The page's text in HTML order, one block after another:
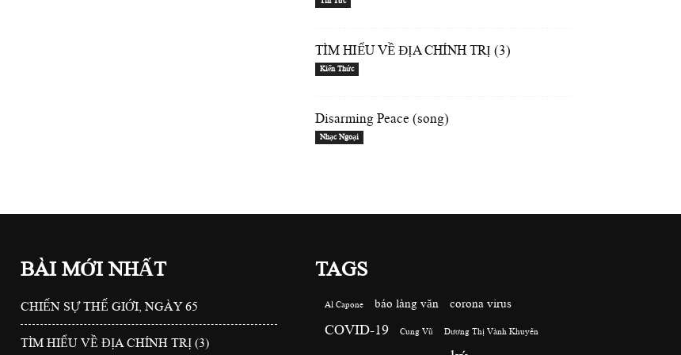
TÌM HIỂU VỀ ĐỊA CHÍNH TRỊ (3)
Kiến Thức
Disarming Peace (song)
Nhạc Ngoại
BÀI MỚI NHẤT
CHIẾN SỰ THẾ GIỚI, NGÀY 65
TÌM HIỂU VỀ ĐỊA CHÍNH TRỊ (3)
TAGS
Al Capone báo làng văn corona virus
COVID-19 Cung Vũ Dương Thị Vành Khuyên